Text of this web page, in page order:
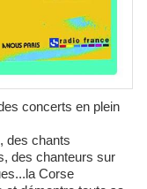
concerts en plein
des chants
des chanteurs sur
Corse